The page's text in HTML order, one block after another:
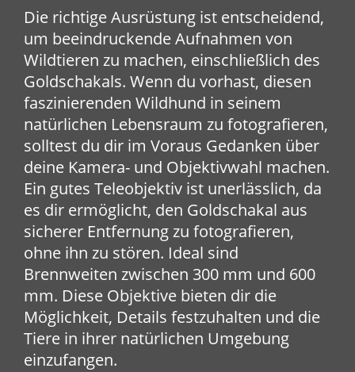
Die richtige Ausrüstung ist entscheidend,
um beeindruckende Aufnahmen von
Wildtieren zu machen, einschließlich des
Goldschakals. Wenn du vorhast, diesen
faszinierenden Wildhund in seinem
natürlichen Lebensraum zu fotografieren,
solltest du dir im Voraus Gedanken über
deine Kamera- und Objektivwahl machen.
Ein gutes Teleobjektiv ist unerlässlich, da
es dir ermöglicht, den Goldschakal aus
sicherer Entfernung zu fotografieren,
ohne ihn zu stören. Ideal sind
Brennweiten zwischen 300 mm und 600
mm. Diese Objektive bieten dir die
Möglichkeit, Details festzuhalten und die
Tiere in ihrer natürlichen Umgebung
einzufangen.